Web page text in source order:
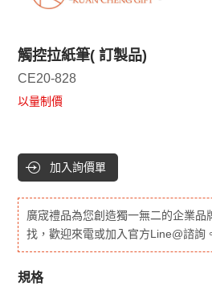
觸控拉紙筆( 訂製品)
CE20-828
以量制價
加入詢價單
廣宬禮品為您創造獨一無二的企業品
找，歡迎來電或加入官方Line@諮詢。
規格